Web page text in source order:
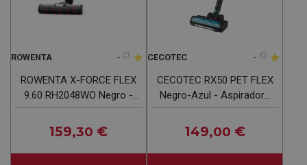
ROWENTA - (0)
ROWENTA X-FORCE FLEX
9.60 RH2048WO Negro -
Aspiradora De Escoba
250W
159,30 €
CECOTEC - (0)
CECOTEC RX50 PET FLEX
Negro-Azul - Aspiradora
De Escoba 750W
149,00 €